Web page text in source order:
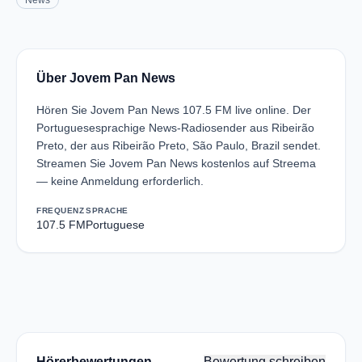
Über Jovem Pan News
Hören Sie Jovem Pan News 107.5 FM live online. Der
Portuguesesprachige News-Radiosender aus Ribeirão
Preto, der aus Ribeirão Preto, São Paulo, Brazil sendet.
Streamen Sie Jovem Pan News kostenlos auf Streema
— keine Anmeldung erforderlich.
FREQUENZ
107.5 FM
SPRACHE
Portuguese